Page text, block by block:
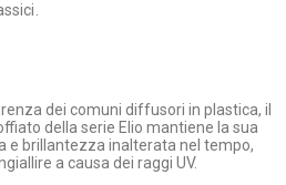
dei comuni diffusori in plastica, il
della serie Elio mantiene la sua
e brillantezza inalterata nel tempo,
a causa dei raggi UV.